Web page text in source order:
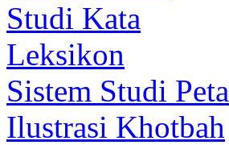
Studi Kata
Leksikon
Sistem Studi Peta
Ilustrasi Khotbah